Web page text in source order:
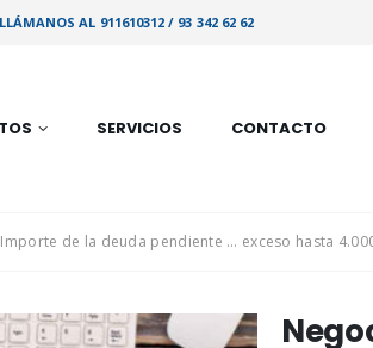
LLÁMANOS AL 911610312 / 93 342 62 62
SERVICIOS CONTACTO
de la deuda pendiente … exceso hasta